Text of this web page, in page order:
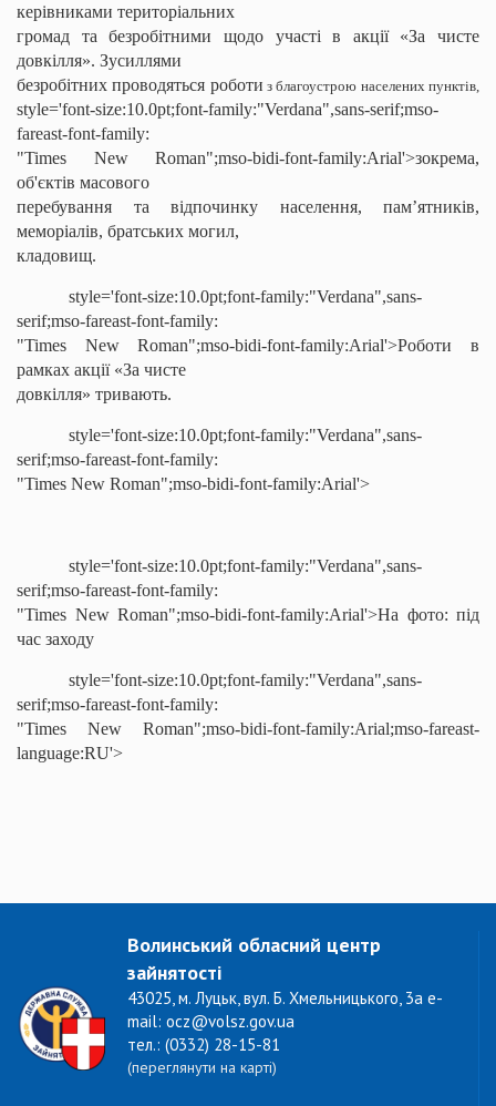
керівниками територіальних
громад та безробітними щодо участі в акції «За чисте
довкілля». Зусиллями
безробітних проводяться роботи з благоустрою населених пунктів,
style='font-size:10.0pt;font-family:"Verdana",sans-serif;mso-
fareast-font-family:
"Times New Roman";mso-bidi-font-family:Arial'>зокрема,
об'єктів масового
перебування та відпочинку населення, пам’ятників,
меморіалів, братських могил,
кладовищ.
style='font-size:10.0pt;font-family:"Verdana",sans-
serif;mso-fareast-font-family:
"Times New Roman";mso-bidi-font-family:Arial'>Роботи в
рамках акції «За чисте
довкілля» тривають.
style='font-size:10.0pt;font-family:"Verdana",sans-
serif;mso-fareast-font-family:
"Times New Roman";mso-bidi-font-family:Arial'>
style='font-size:10.0pt;font-family:"Verdana",sans-
serif;mso-fareast-font-family:
"Times New Roman";mso-bidi-font-family:Arial'>На фото: під
час заходу
style='font-size:10.0pt;font-family:"Verdana",sans-
serif;mso-fareast-font-family:
"Times New Roman";mso-bidi-font-family:Arial;mso-fareast-
language:RU'>
Волинський обласний центр
зайнятості
43025, м. Луцьк, вул. Б. Хмельницького, 3а e-
mail: ocz@volsz.gov.ua
тел.: (0332) 28-15-81
(переглянути на карті)